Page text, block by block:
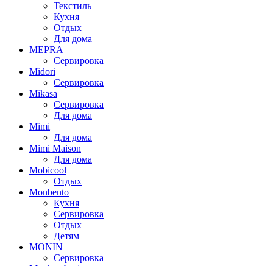
Текстиль
Кухня
Отдых
Для дома
MEPRA
Сервировка
Midori
Сервировка
Mikasa
Сервировка
Для дома
Mimi
Для дома
Mimi Maison
Для дома
Mobicool
Отдых
Monbento
Кухня
Сервировка
Отдых
Детям
MONIN
Сервировка